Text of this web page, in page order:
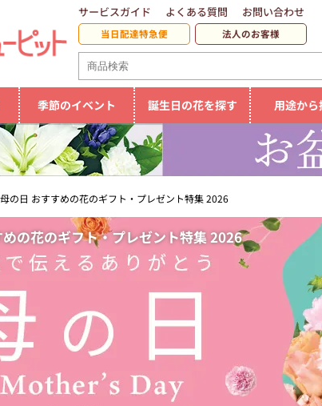
サービスガイド よくある質問 お問い合わせ
当日配達特急便 法人のお客様
季節のイベント 誕生日の花を探す 用途から
母の日 おすすめの花のギフト・プレゼント特集 2026
の花のギフト・プレゼント特集 2026